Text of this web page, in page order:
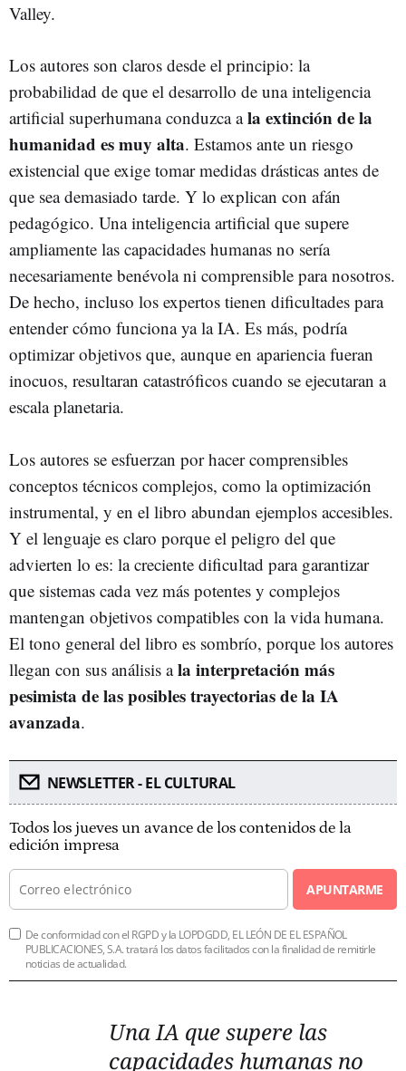
Valley.
Los autores son claros desde el principio: la
probabilidad de que el desarrollo de una inteligencia
artificial superhumana conduzca ala extinción de la
humanidad es muy alta. Estamos ante un riesgo
existencial que exige tomar medidas drásticas antes de
que sea demasiado tarde. Y lo explican con afán
pedagógico. Una inteligencia artificial que supere
ampliamente las capacidades humanas no sería
necesariamente benévola ni comprensible para nosotros.
De hecho, incluso los expertos tienen dificultades para
entender cómo funciona ya la IA. Es más, podría
optimizar objetivos que, aunque en apariencia fueran
inocuos, resultaran catastróficos cuando se ejecutaran a
escala planetaria.
Los autores se esfuerzan por hacer comprensibles
conceptos técnicos complejos, como la optimización
instrumental, y en el libro abundan ejemplos accesibles.
Y el lenguaje es claro porque el peligro del que
advierten lo es: la creciente dificultad para garantizar
que sistemas cada vez más potentes y complejos
mantengan objetivos compatibles con la vida humana.
El tono general del libro es sombrío, porque los autores
llegan con sus análisis ala interpretación más
pesimista de las posibles trayectorias de la IA
avanzada.
NEWSLETTER - EL CULTURAL
Todos los jueves un avance de los contenidos de la
edición impresa
APUNTARME
De conformidad con el RGPD y la LOPDGDD, EL LEÓN DE EL ESPAÑOL
PUBLICACIONES, S.A. tratará los datos facilitados con la finalidad de remitirle
noticias de actualidad.
Una IA que supere las
capacidades humanas no